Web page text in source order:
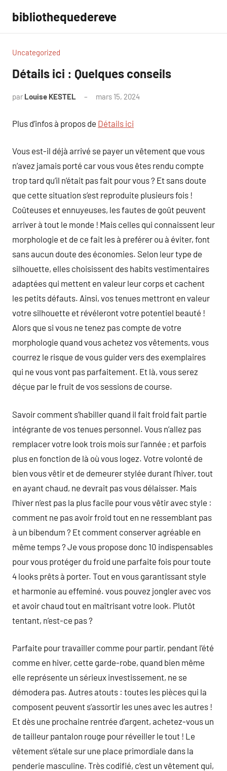
contenu
bibliothequedereve
Uncategorized
Détails ici : Quelques conseils
par Louise KESTEL mars 15, 2024
Plus d’infos à propos de Détails ici
Vous est-il déjà arrivé se payer un vêtement que vous
n’avez jamais porté car vous vous êtes rendu compte
trop tard qu’il n’était pas fait pour vous ? Et sans doute
que cette situation s’est reproduite plusieurs fois !
Coûteuses et ennuyeuses, les fautes de goût peuvent
arriver à tout le monde ! Mais celles qui connaissent leur
morphologie et de ce fait les à preférer ou à éviter, font
sans aucun doute des économies. Selon leur type de
silhouette, elles choisissent des habits vestimentaires
adaptées qui mettent en valeur leur corps et cachent
les petits défauts. Ainsi, vos tenues mettront en valeur
votre silhouette et révéleront votre potentiel beauté !
Alors que si vous ne tenez pas compte de votre
morphologie quand vous achetez vos vêtements, vous
courrez le risque de vous guider vers des exemplaires
qui ne vous vont pas parfaitement. Et là, vous serez
déçue par le fruit de vos sessions de course.
Savoir comment s’habiller quand il fait froid fait partie
intégrante de vos tenues personnel. Vous n’allez pas
remplacer votre look trois mois sur l’année ; et parfois
plus en fonction de là où vous logez. Votre volonté de
bien vous vêtir et de demeurer stylée durant l’hiver, tout
en ayant chaud, ne devrait pas vous délaisser. Mais
l’hiver n’est pas la plus facile pour vous vêtir avec style :
comment ne pas avoir froid tout en ne ressemblant pas
à un bibendum ? Et comment conserver agréable en
même temps ? Je vous propose donc 10 indispensables
pour vous protéger du froid une parfaite fois pour toute
4 looks prêts à porter. Tout en vous garantissant style
et harmonie au effeminé. vous pouvez jongler avec vos
et avoir chaud tout en maîtrisant votre look. Plutôt
tentant, n’est-ce pas ?
Parfaite pour travailler comme pour partir, pendant l’été
comme en hiver, cette garde-robe, quand bien même
elle représente un sérieux investissement, ne se
démodera pas. Autres atouts : toutes les pièces qui la
composent peuvent s’assortir les unes avec les autres !
Et dès une prochaine rentrée d’argent, achetez-vous un
de tailleur pantalon rouge pour réveiller le tout ! Le
vêtement s’étale sur une place primordiale dans la
penderie masculine. Très codifié, c’est un vêtement qui,